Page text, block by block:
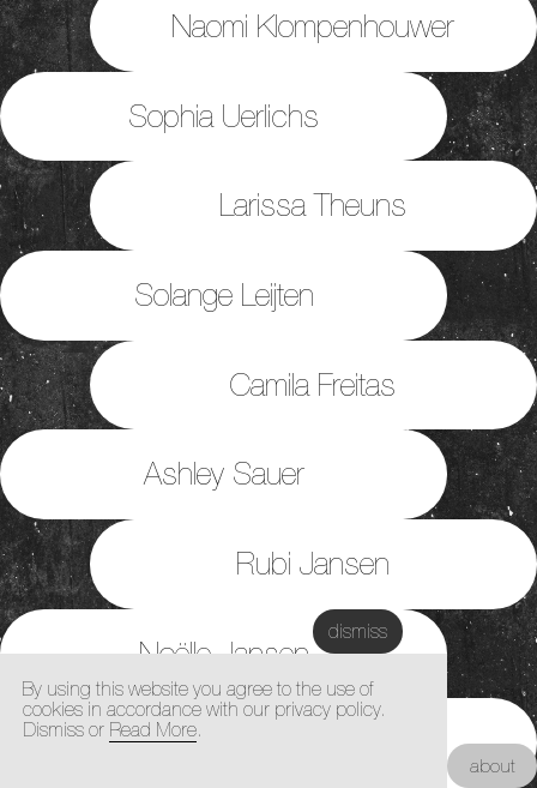
Naomi Klompenhouwer
Sophia Uerlichs
Larissa Theuns
Solange Leijten
Camila Freitas
Ashley Sauer
Rubi Jansen
Noëlle Jansen
about
By using this website you agree to the use of
cookies in accordance with our privacy policy.
Dismiss or Read More.
dismiss